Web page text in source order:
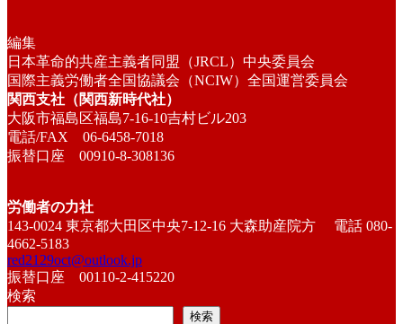
編集
日本革命的共産主義者同盟（JRCL）中央委員会
国際主義労働者全国協議会（NCIW）全国運営委員会
関西支社（関西新時代社）
大阪市福島区福島7-16-10吉村ビル203
電話/FAX 06-6458-7018
振替口座 00910-8-308136
労働者の力社
143-0024 東京都大田区中央7-12-16 大森助産院方 電話 080-
4662-5183
red2129oct@outlook.jp
振替口座 00110-2-415220
検索
検索